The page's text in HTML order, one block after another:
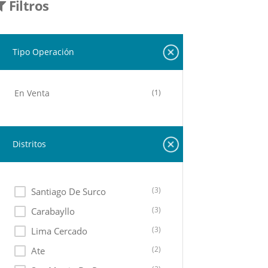
Filtros
Tipo Operación
En Venta (1)
Distritos
Santiago De Surco (3)
Carabayllo (3)
Lima Cercado (3)
Ate (2)